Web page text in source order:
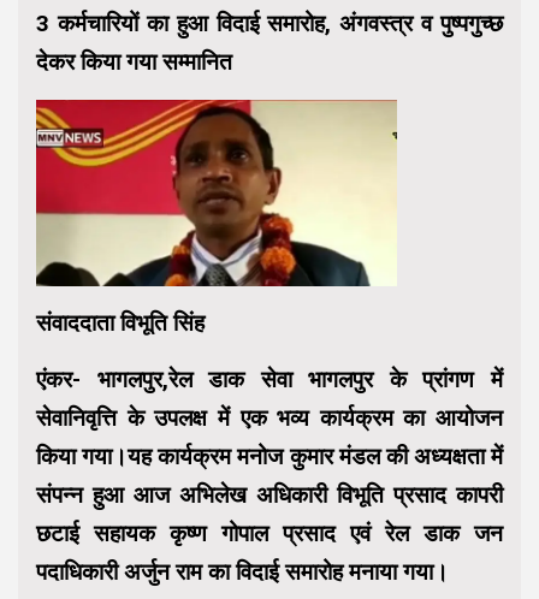
3 कर्मचारियों का हुआ विदाई समारोह, अंगवस्त्र व पुष्पगुच्छ
देकर किया गया सम्मानित
संवाददाता विभूति सिंह
एंकर- भागलपुर,रेल डाक सेवा भागलपुर के प्रांगण में
सेवानिवृत्ति के उपलक्ष में एक भव्य कार्यक्रम का आयोजन
किया गया।यह कार्यक्रम मनोज कुमार मंडल की अध्यक्षता में
संपन्न हुआ आज अभिलेख अधिकारी विभूति प्रसाद कापरी
छटाई सहायक कृष्ण गोपाल प्रसाद एवं रेल डाक जन
पदाधिकारी अर्जुन राम का विदाई समारोह मनाया गया।